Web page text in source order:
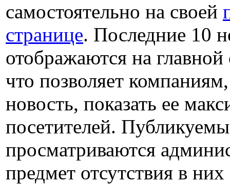
самостоятельно на своей
странице. Последние 10
отображаются на главной
что позволяет
новость, показать ее
посетителей.
просматриваются
предмет отсутствия в